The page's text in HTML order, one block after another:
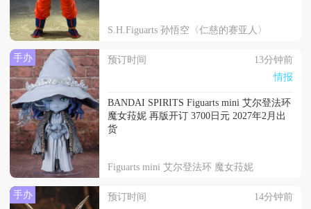
S.H.Figuarts 孙悟空〈仁慈的赛亚人〉
手办 预订时间
13分钟前
情报
BANDAI SPIRITS Figuarts mini 艾尔登法环
魔女菈妮 再版开订 3700日元 2027年2月出
货
Figuarts mini 艾尔登法环 魔女菈妮
手办 预订时间
14分钟前